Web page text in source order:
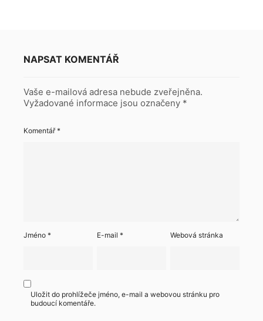
NAPSAT KOMENTÁŘ
Vaše e-mailová adresa nebude zveřejněna.
Vyžadované informace jsou označeny *
Komentář*
Jméno * E-mail* Webová stránka
Uložit do prohlížeče jméno, e-mail a webovou stránku pro
budoucí komentáře.